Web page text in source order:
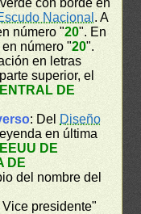
Nacional . A
número "20". En
número "20".
en letras
superior, el
DE
: Del Diseño
en última
EEUU DE
DE
del nombre del
presidente"